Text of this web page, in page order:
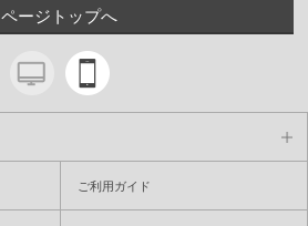
ページトップへ
ご利用ガイド